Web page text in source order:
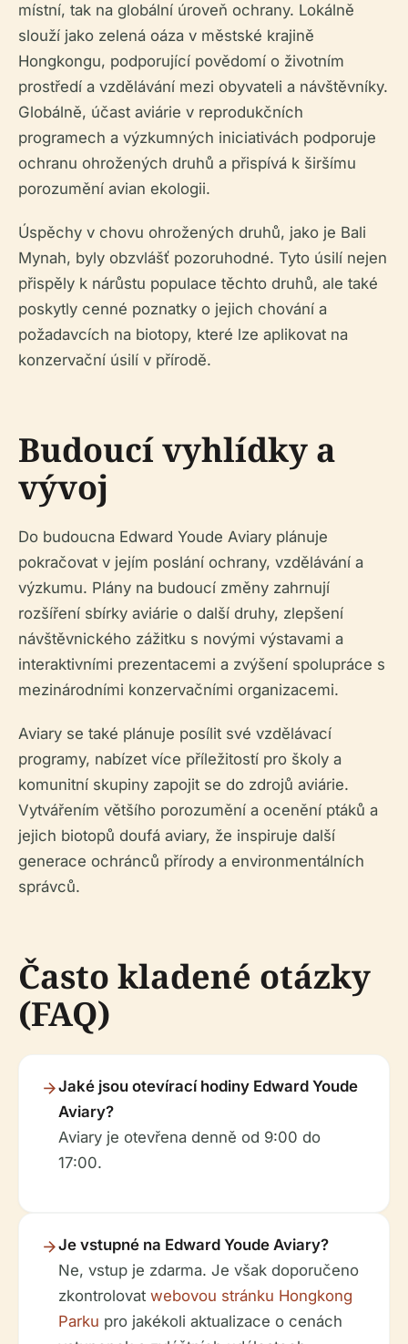
místní, tak na globální úroveň ochrany. Lokálně
slouží jako zelená oáza v městské krajině
Hongkongu, podporující povědomí o životním
prostředí a vzdělávání mezi obyvateli a návštěvníky.
Globálně, účast aviárie v reprodukčních
programech a výzkumných iniciativách podporuje
ochranu ohrožených druhů a přispívá k širšímu
porozumění avian ekologii.
Úspěchy v chovu ohrožených druhů, jako je Bali
Mynah, byly obzvlášť pozoruhodné. Tyto úsilí nejen
přispěly k nárůstu populace těchto druhů, ale také
poskytly cenné poznatky o jejich chování a
požadavcích na biotopy, které lze aplikovat na
konzervační úsilí v přírodě.
Budoucí vyhlídky a
vývoj
Do budoucna Edward Youde Aviary plánuje
pokračovat v jejím poslání ochrany, vzdělávání a
výzkumu. Plány na budoucí změny zahrnují
rozšíření sbírky aviárie o další druhy, zlepšení
návštěvnického zážitku s novými výstavami a
interaktivními prezentacemi a zvýšení spolupráce s
mezinárodními konzervačními organizacemi.
Aviary se také plánuje posílit své vzdělávací
programy, nabízet více příležitostí pro školy a
komunitní skupiny zapojit se do zdrojů aviárie.
Vytvářením většího porozumění a ocenění ptáků a
jejich biotopů doufá aviary, že inspiruje další
generace ochránců přírody a environmentálních
správců.
Často kladené otázky
(FAQ)
Jaké jsou otevírací hodiny Edward Youde
Aviary?
Aviary je otevřena denně od 9:00 do
17:00.
Je vstupné na Edward Youde Aviary?
Ne, vstup je zdarma. Je však doporučeno
zkontrolovat webovou stránku Hongkong
Parku pro jakékoli aktualizace o cenách